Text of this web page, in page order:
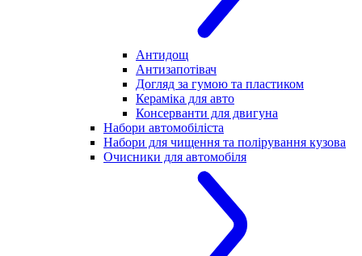
Антидощ
Антизапотівач
Догляд за гумою та пластиком
Кераміка для авто
Консерванти для двигуна
Набори автомобіліста
Набори для чищення та полірування кузова
Очисники для автомобіля